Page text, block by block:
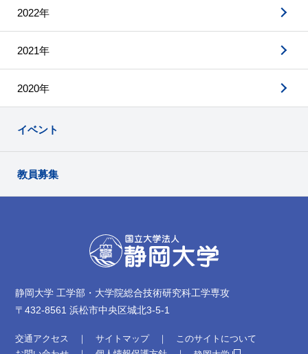
2022年
2021年
2020年
イベント
教員募集
静岡大学 工学部・大学院総合技術研究科工学専攻
〒432-8561 浜松市中央区城北3-5-1
交通アクセス サイトマップ
このサイトについて